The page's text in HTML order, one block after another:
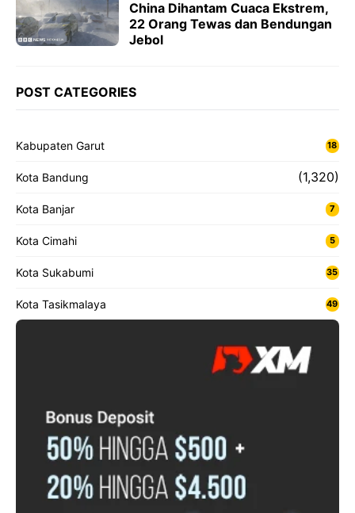
China Dihantam Cuaca Ekstrem,
22 Orang Tewas dan Bendungan
Jebol
POST CATEGORIES
Kabupaten Garut 18
Kota Bandung (1,320)
Kota Banjar 7
Kota Cimahi 5
Kota Sukabumi 35
Kota Tasikmalaya 49